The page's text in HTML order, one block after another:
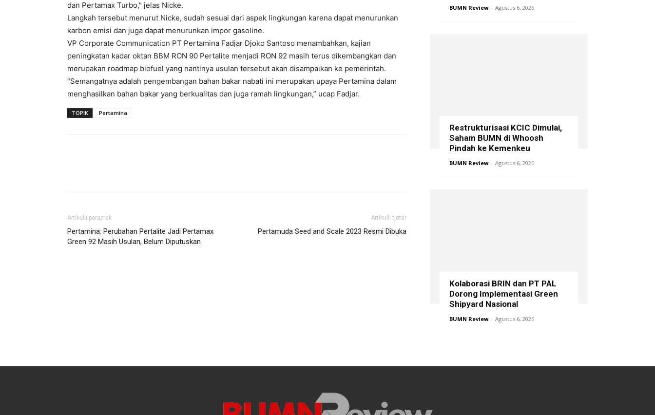
dan Pertamax Turbo,” jelas Nicke.
Langkah tersebut menurut Nicke, sudah sesuai dari aspek lingkungan karena dapat menurunkan
karbon emisi dan juga dapat menurunkan impor gasoline.
VP Corporate Communication PT Pertamina Fadjar Djoko Santoso menambahkan, kajian
peningkatan kadar oktan BBM RON 90 Pertalite menjadi RON 92 masih terus dikembangkan dan
merupakan roadmap biofuel yang nantinya usulan tersebut akan disampaikan ke pemerintah.
“Semangatnya adalah pengembangan bahan bakar nabati ini merupakan upaya Pertamina dalam
menghasilkan bahan bakar yang berkualitas dan juga ramah lingkungan,” ucap Fadjar.
TOPIK Pertamina
Artikulli paraprak
Pertamina: Perubahan Pertalite Jadi Pertamax
Green 92 Masih Usulan, Belum Diputuskan
Artikulli tjetër
Pertamuda Seed and Scale 2023 Resmi Dibuka
BUMN Review - Agustus 6, 2026
Restrukturisasi KCIC Dimulai,
Saham BUMN di Whoosh
Pindah ke Kemenkeu
BUMN Review - Agustus 6, 2026
Kolaborasi BRIN dan PT PAL
Dorong Implementasi Green
Shipyard Nasional
BUMN Review - Agustus 6, 2026